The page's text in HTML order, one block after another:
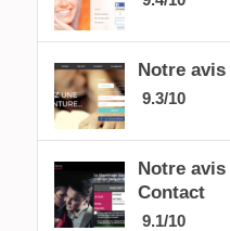
Notre
9.3/10
Notre
Contact
9.1/10